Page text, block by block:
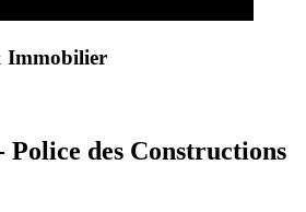
Immobilier
Police des Constructions